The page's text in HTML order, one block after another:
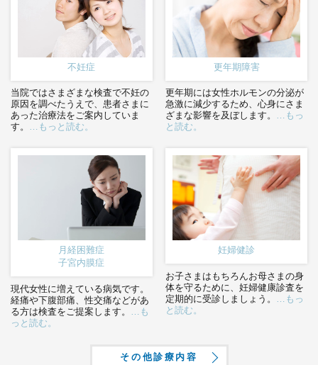
不妊症
当院ではさまざまな検査で不妊の
原因を調べたうえで、患者さまに
あった治療法をご案内していま
す。 …もっと読む。
更年期障害
更年期には女性ホルモンの分泌が
急激に減少するため、心身にさま
ざまな影響を及ぼします。 …もっ
と読む。
月経困難症
子宮内膜症
現代女性に増えている病気です。
経痛や下腹部痛、性交痛などがあ
る方は検査をご提案します。
…も
っと読む。
妊婦健診
お子さまはもちろんお母さまの身
体を守るために、妊婦健康診査を
定期的に受診しましょう。
…もっ
と読む。
その他診療内容